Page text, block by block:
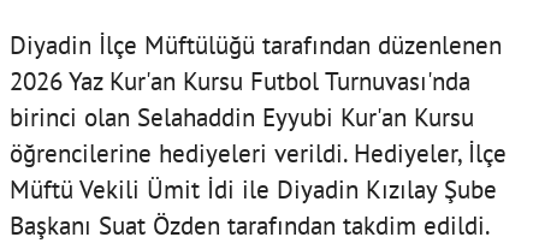
Diyadin İlçe Müftülüğü tarafından düzenlenen
2026 Yaz Kur'an Kursu Futbol Turnuvası'nda
birinci olan Selahaddin Eyyubi Kur'an Kursu
öğrencilerine hediyeleri verildi. Hediyeler, İlçe
Müftü Vekili Ümit İdi ile Diyadin Kızılay Şube
Başkanı Suat Özden tarafından takdim edildi.